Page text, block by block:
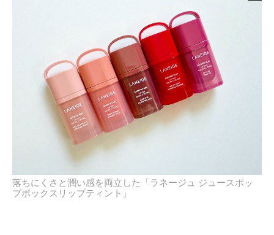
落ちにくさと潤い感を両立した「ラネージュ ジュースポッ
プボックスリップティント」